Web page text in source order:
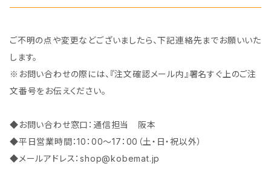
ご不明の点や変更などございましたら、下記連絡先までお願いいた
します。
※お問い合わせの際には、『注文確認メール内』署名すぐ上のご注
文番号をお伝えください。
◆お問い合わせ窓口：通信担当 阪本
◆平日営業時間：10：00～17：00（土・日・祝以外）
◆メールアドレス：shop@kobemat.jp